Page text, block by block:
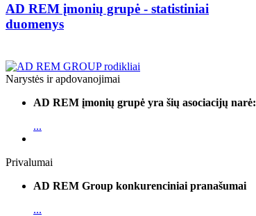
AD REM įmonių grupė - statistiniai
duomenys
Narystės ir apdovanojimai
AD REM įmonių grupė yra šių asociacijų narė:
...
Privalumai
AD REM Group konkurenciniai pranašumai
...